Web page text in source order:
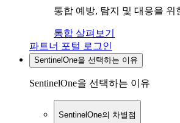
통합 예방, 탐지 및 대응을 위
통합 살펴보기
파트너 포털 로그인
SentinelOne을 선택하는 이유
SentinelOne을 선택하는 이유
SentinelOne의 차별점